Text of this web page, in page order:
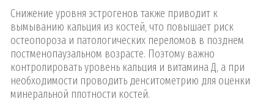
Снижение уровня эстрогенов также приводит к
вымыванию кальция из костей, что повышает риск
остеопороза и патологических переломов в позднем
постменопаузальном возрасте. Поэтому важно
контролировать уровень кальция и витамина Д, а при
необходимости проводить денситометрию для оценки
минеральной плотности костей.